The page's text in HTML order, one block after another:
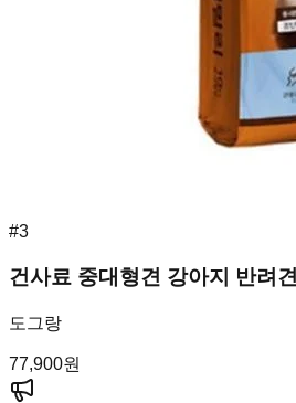
#3
건사료 중대형견 강아지 반려
도그랑
77,900원